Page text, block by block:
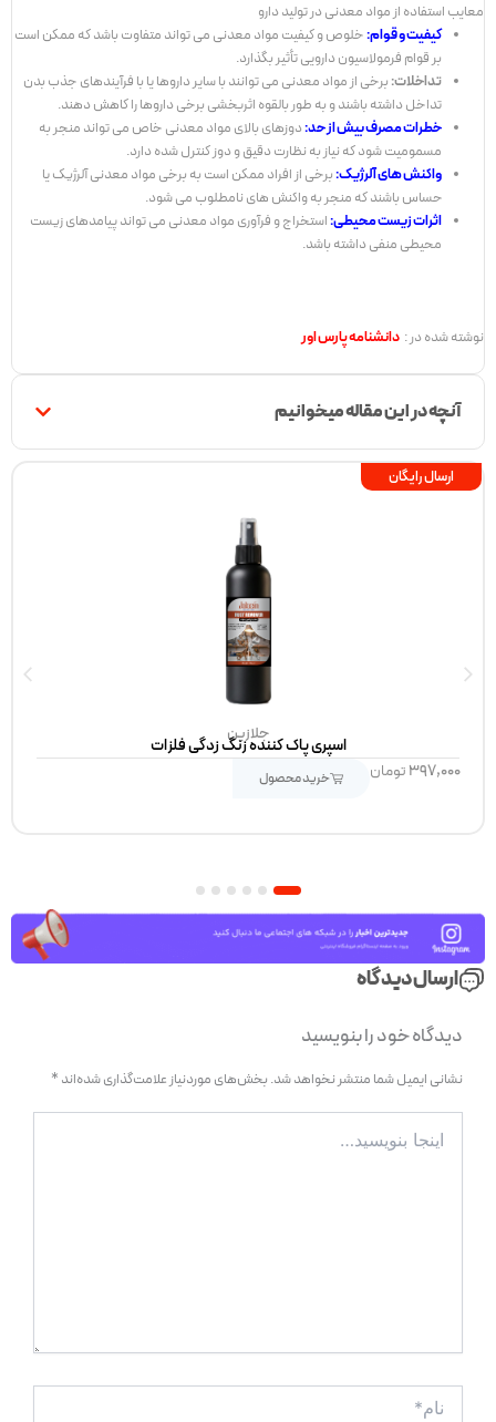
معایب استفاده از مواد معدنی در تولید دارو
کیفیت و قوام:خلوص و کیفیت مواد معدنی می تواند متفاوت باشد که ممکن است
بر قوام فرمولاسیون دارویی تأثیر بگذارد.
تداخلات: برخی از مواد معدنی می توانند با سایر داروها یا با فرآیندهای جذب بدن
تداخل داشته باشند و به طور بالقوه اثربخشی برخی داروها را کاهش دهند.
خطرات مصرف بیش از حد:دوزهای بالای مواد معدنی خاص می تواند منجر به
مسمومیت شود که نیاز به نظارت دقیق و دوز کنترل شده دارد.
واکنش های آلرژیک:برخی از افراد ممکن است به برخی مواد معدنی آلرژیک یا
حساس باشند که منجر به واکنش های نامطلوب می شود.
اثرات زیست محیطی:استخراج و فرآوری مواد معدنی می تواند پیامدهای زیست
محیطی منفی داشته باشد.
نوشته شده در : دانشنامه پارس اور
آنچه در این مقاله میخوانیم
ارسال رایگان
جلازین
اسپری پاک کننده زنگ زدگی فلزات
۳۹۷,۰۰۰تومان خرید محصول
1
2
ارسال دیدگاه
دیدگاه‌ خود را بنویسید
نشانی ایمیل شما منتشر نخواهد شد. بخش‌های موردنیاز علامت‌گذاری شده‌اند *
بنویسید…